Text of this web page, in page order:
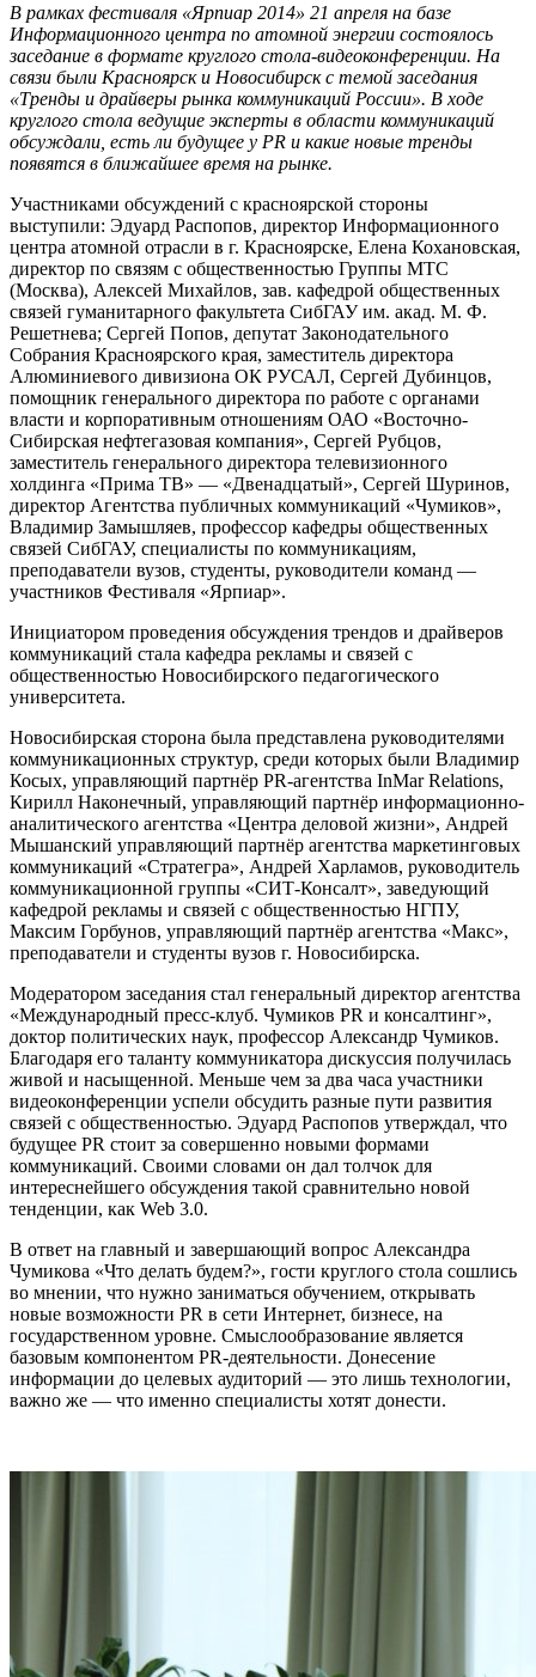
В рамках фестиваля «Ярпиар 2014» 21 апреля на базе
Информационного центра по атомной энергии состоялось
заседание в формате круглого стола-видеоконференции. На
связи были Красноярск и Новосибирск с темой заседания
«Тренды и драйверы рынка коммуникаций России». В ходе
круглого стола ведущие эксперты в области коммуникаций
обсуждали, есть ли будущее у PR и какие новые тренды
появятся в ближайшее время на рынке.
Участниками обсуждений с красноярской стороны
выступили: Эдуард Распопов, директор Информационного
центра атомной отрасли в г. Красноярске, Елена Кохановская,
директор по связям с общественностью Группы МТС
(Москва), Алексей Михайлов, зав. кафедрой общественных
связей гуманитарного факультета СибГАУ им. акад. М. Ф.
Решетнева; Сергей Попов, депутат Законодательного
Собрания Красноярского края, заместитель директора
Алюминиевого дивизиона ОК РУСАЛ, Сергей Дубинцов,
помощник генерального директора по работе с органами
власти и корпоративным отношениям ОАО «Восточно-
Сибирская нефтегазовая компания», Сергей Рубцов,
заместитель генерального директора телевизионного
холдинга «Прима ТВ» — «Двенадцатый», Сергей Шуринов,
директор Агентства публичных коммуникаций «Чумиков»,
Владимир Замышляев, профессор кафедры общественных
связей СибГАУ, специалисты по коммуникациям,
преподаватели вузов, студенты, руководители команд —
участников Фестиваля «Ярпиар».
Инициатором проведения обсуждения трендов и драйверов
коммуникаций стала кафедра рекламы и связей с
общественностью Новосибирского педагогического
университета.
Новосибирская сторона была представлена руководителями
коммуникационных структур, среди которых были Владимир
Косых, управляющий партнёр PR-агентства InMar Relations,
Кирилл Наконечный, управляющий партнёр информационно-
аналитического агентства «Центра деловой жизни», Андрей
Мышанский управляющий партнёр агентства маркетинговых
коммуникаций «Стратегра», Андрей Харламов, руководитель
коммуникационной группы «СИТ-Консалт», заведующий
кафедрой рекламы и связей с общественностью НГПУ,
Максим Горбунов, управляющий партнёр агентства «Макс»,
преподаватели и студенты вузов г. Новосибирска.
Модератором заседания стал генеральный директор агентства
«Международный пресс-клуб. Чумиков PR и консалтинг»,
доктор политических наук, профессор Александр Чумиков.
Благодаря его таланту коммуникатора дискуссия получилась
живой и насыщенной. Меньше чем за два часа участники
видеоконференции успели обсудить разные пути развития
связей с общественностью. Эдуард Распопов утверждал, что
будущее PR стоит за совершенно новыми формами
коммуникаций. Своими словами он дал толчок для
интереснейшего обсуждения такой сравнительно новой
тенденции, как Web 3.0.
В ответ на главный и завершающий вопрос Александра
Чумикова «Что делать будем?», гости круглого стола сошлись
во мнении, что нужно заниматься обучением, открывать
новые возможности PR в сети Интернет, бизнесе, на
государственном уровне. Смыслообразование является
базовым компонентом PR-деятельности. Донесение
информации до целевых аудиторий — это лишь технологии,
важно же — что именно специалисты хотят донести.